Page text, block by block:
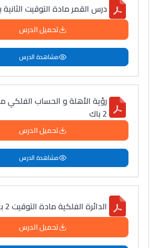
درس القمر مادة التوقيت الثانية
تحميل الدرس
مشاهدة الدرس
رؤية الأهلة و الحساب الفلكي
2 باك
تحميل الدرس
مشاهدة الدرس
الدائرة الفلكية مادة التوقيت 2 باك
تحميل الدرس